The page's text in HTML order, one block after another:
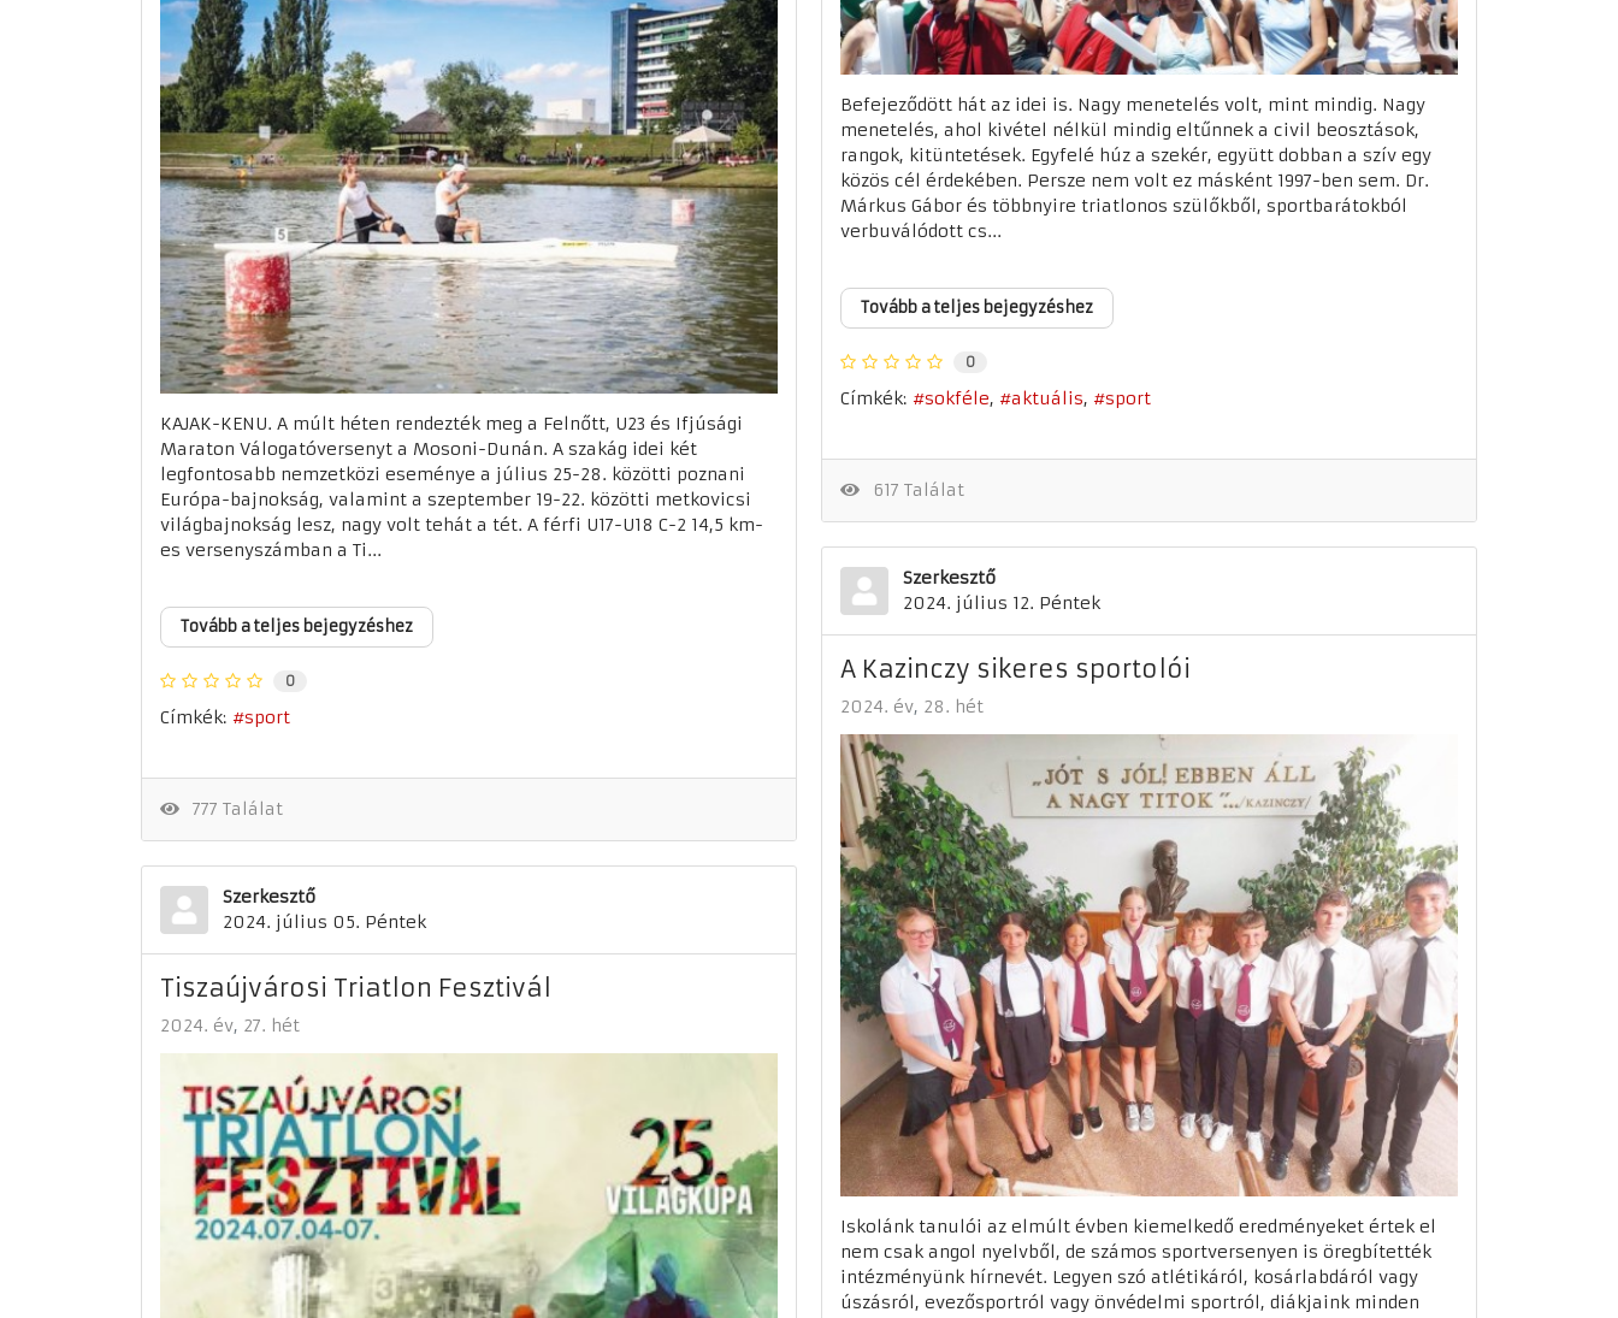
Befejeződött hát az idei is. Nagy menetelés volt, mint mindig. Nagy
menetelés, ahol kivétel nélkül mindig eltűnnek a civil beosztások,
rangok, kitüntetések. Egyfelé húz a szekér, együtt dobban a szív egy
közös cél érdekében. Persze nem volt ez másként 1997-ben sem. Dr.
Márkus Gábor és többnyire triatlonos szülőkből, sportbarátokból
verbuválódott cs...
Tovább a teljes bejegyzéshez
0
Címkék: sokféle aktuális sport
617 Találat
KAJAK-KENU. A múlt héten rendezték meg a Felnőtt, U23 és Ifjúsági
Maraton Válogatóversenyt a Mosoni-Dunán. A szakág idei két
legfontosabb nemzetközi eseménye a július 25-28. közötti poznani
Európa-bajnokság, valamint a szeptember 19-22. közötti metkovicsi
világbajnokság lesz, nagy volt tehát a tét. A férfi U17-U18 C-2 14,5 km-
es versenyszámban a Ti...
Tovább a teljes bejegyzéshez
0
Címkék: sport
777 Találat
Szerkesztő
2024. július 12. Péntek
A Kazinczy sikeres sportolói
2024. év 28. hét
Iskolánk tanulói az elmúlt évben kiemelkedő eredményeket értek el
nem csak angol nyelvből, de számos sportversenyen is öregbítették
intézményünk hírnevét. Legyen szó atlétikáról, kosárlabdáról vagy
úszásról, evezősportról vagy önvédelmi sportról, diákjaink minden
Szerkesztő
2024. július 05. Péntek
Tiszaújvárosi Triatlon Fesztivál
2024. év 27. hét